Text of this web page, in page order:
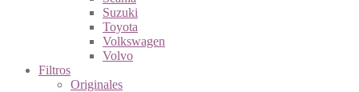
Suzuki
Toyota
Volkswagen
Volvo
Filtros
Originales